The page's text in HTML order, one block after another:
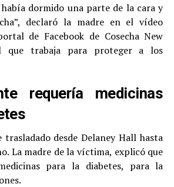
había dormido una parte de la cara y
declaró la madre en el vídeo
de Facebook de Cosecha New
que trabaja para proteger a los
requería medicinas
desde Delaney Hall hasta
La madre de la víctima, explicó que
para la diabetes, para la